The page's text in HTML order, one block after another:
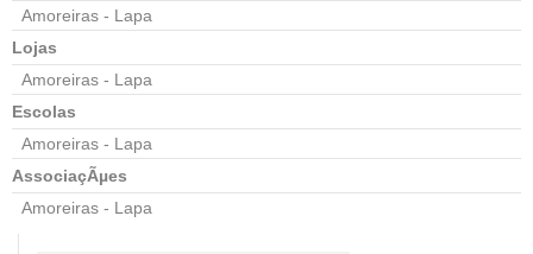
Amoreiras - Lapa
Lojas
Amoreiras - Lapa
Escolas
Amoreiras - Lapa
AssociaçÃµes
Amoreiras - Lapa